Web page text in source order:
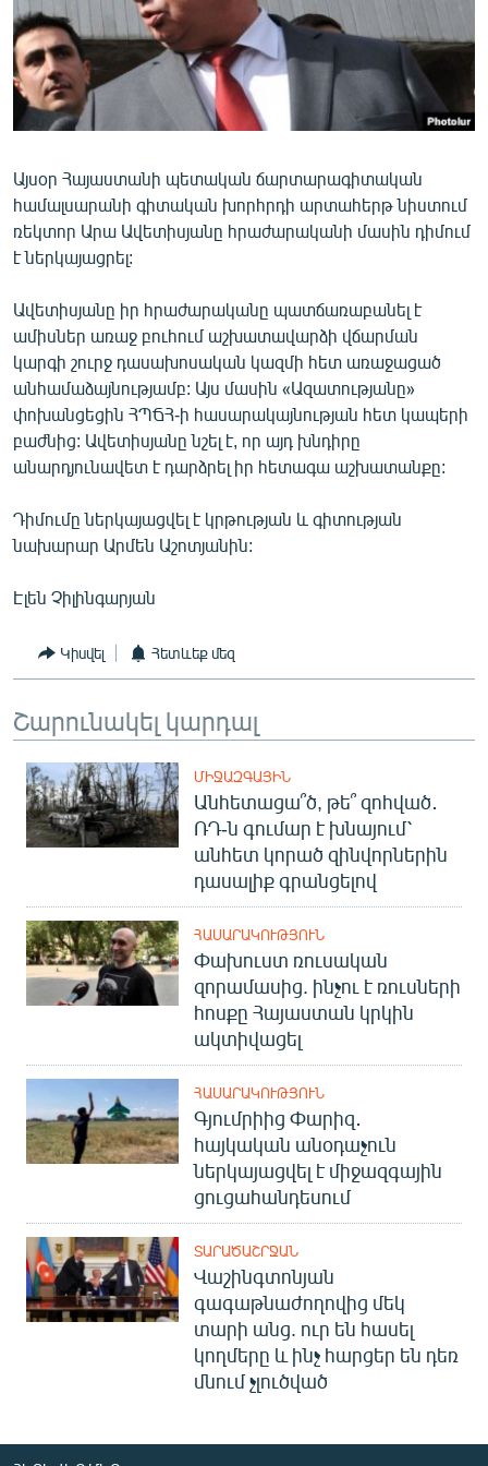
ՄԻՋԱԶԳԱՅԻՆ
ՄՇԱԿՈՒՅԹ
ՍՊՈՐՏ
ՄԵԿՆԱԲԱՆՈՒԹՅՈՒՆ
ՏՏ ԵՒ ԻՆՏԵՐՆԵՏ
ԿՈՐՈՆԱՎԻՐՈՒՍ
ԱՐԽԻՎ
ԲԱՆԱՎԵՃ
ՁԳՏԵԼՈՎ ԼԱՎԱԳՈՒՅՆԻՆ
ՓՈԴՔԱՍԹ
Հայերեն
English
Русский
ՀԵՏԵՎԵՔ ՄԵԶ
Այսօր Հայաստանի պետական ճարտարագիտական
համալսարանի գիտական խորհրդի արտահերթ նիստում
ռեկտոր Արա Ավետիսյանը հրաժարականի մասին դիմում
է ներկայացրել:
Ավետիսյանը իր հրաժարականը պատճառաբանել է
ամիսներ առաջ բուհում աշխատավարձի վճարման
կարգի շուրջ դասախոսական կազմի հետ առաջացած
անհամաձայնությամբ: Այս մասին «Ազատությանը»
փոխանցեցին ՀՊՃՀ-ի հասարակայնության հետ կապերի
բաժնից: Ավետիսյանը նշել է, որ այդ խնդիրը
անարդյունավետ է դարձրել իր հետագա աշխատանքը:
Դիմումը ներկայացվել է կրթության և գիտության
նախարար Արմեն Աշոտյանին:
Էլեն Չիլինգարյան
Կիսվել Հետևեք մեզ
Շարունակել կարդալ
ՄԻՋԱԶԳԱՅԻՆ
Անհետացա՞ծ, թե՞ զոհված․
ՌԴ-ն գումար է խնայում՝
անհետ կորած զինվորներին
դասալիք գրանցելով
ՀԱՍԱՐԱԿՈՒԹՅՈՒՆ
Փախուստ ռուսական
զորամասից. ինչու է ռուսների
հոսքը Հայաստան կրկին
ակտիվացել
ՀԱՍԱՐԱԿՈՒԹՅՈՒՆ
Գյումրիից Փարիզ․
հայկական անօդաչուն
ներկայացվել է միջազգային
ցուցահանդեսում
ՏԱՐԱԾԱՇՐՋԱՆ
Վաշինգտոնյան
գագաթնաժողովից մեկ
տարի անց. ուր են հասել
կողմերը և ինչ հարցեր են դեռ
մնում չլուծված